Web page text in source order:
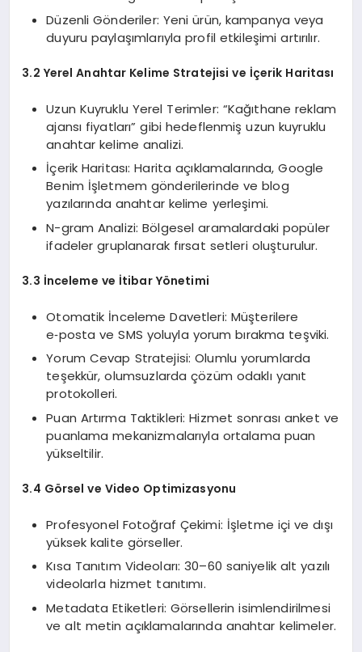
Düzenli Gönderiler: Yeni ürün, kampanya veya
duyuru paylaşımlarıyla profil etkileşimi artırılır.
3.2 Yerel Anahtar Kelime Stratejisi ve İçerik Haritası
Uzun Kuyruklu Yerel Terimler: “Kağıthane reklam
ajansı fiyatları” gibi hedeflenmiş uzun kuyruklu
anahtar kelime analizi.
İçerik Haritası: Harita açıklamalarında, Google
Benim İşletmem gönderilerinde ve blog
yazılarında anahtar kelime yerleşimi.
N-gram Analizi: Bölgesel aramalardaki popüler
ifadeler gruplanarak fırsat setleri oluşturulur.
3.3 İnceleme ve İtibar Yönetimi
Otomatik İnceleme Davetleri: Müşterilere
e‑posta ve SMS yoluyla yorum bırakma teşviki.
Yorum Cevap Stratejisi: Olumlu yorumlarda
teşekkür, olumsuzlarda çözüm odaklı yanıt
protokolleri.
Puan Artırma Taktikleri: Hizmet sonrası anket ve
puanlama mekanizmalarıyla ortalama puan
yükseltilir.
3.4 Görsel ve Video Optimizasyonu
Profesyonel Fotoğraf Çekimi: İşletme içi ve dışı
yüksek kalite görseller.
Kısa Tanıtım Videoları: 30–60 saniyelik alt yazılı
videolarla hizmet tanıtımı.
Metadata Etiketleri: Görsellerin isimlendirilmesi
ve alt metin açıklamalarında anahtar kelimeler.